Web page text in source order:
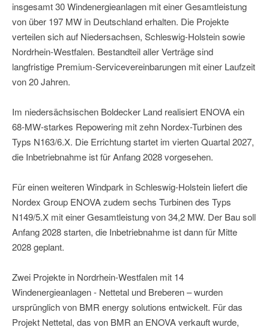
insgesamt 30 Windenergieanlagen mit einer Gesamtleistung
von über 197 MW in Deutschland erhalten. Die Projekte
verteilen sich auf Niedersachsen, Schleswig-Holstein sowie
Nordrhein-Westfalen. Bestandteil aller Verträge sind
langfristige Premium-Servicevereinbarungen mit einer Laufzeit
von 20 Jahren.
Im niedersächsischen Boldecker Land realisiert ENOVA ein
68-MW-starkes Repowering mit zehn Nordex-Turbinen des
Typs N163/6.X. Die Errichtung startet im vierten Quartal 2027,
die Inbetriebnahme ist für Anfang 2028 vorgesehen.
Für einen weiteren Windpark in Schleswig-Holstein liefert die
Nordex Group ENOVA zudem sechs Turbinen des Typs
N149/5.X mit einer Gesamtleistung von 34,2 MW. Der Bau soll
Anfang 2028 starten, die Inbetriebnahme ist dann für Mitte
2028 geplant.
Zwei Projekte in Nordrhein-Westfalen mit 14
Windenergieanlagen - Nettetal und Breberen – wurden
ursprünglich von BMR energy solutions entwickelt. Für das
Projekt Nettetal, das von BMR an ENOVA verkauft wurde,